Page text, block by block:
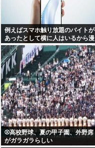
例えばスマホ触り放題のバイトが
あったとして横に人はいるから漫
画読むのは憚られる時って何すれ
ばいいの？
⚾高校野球、夏の甲子園、外野席
がガラガラらしい